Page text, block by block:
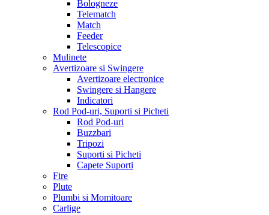
Bologneze
Telematch
Match
Feeder
Telescopice
Mulinete
Avertizoare si Swingere
Avertizoare electronice
Swingere si Hangere
Indicatori
Rod Pod-uri, Suporti si Picheti
Rod Pod-uri
Buzzbari
Tripozi
Suporti si Picheti
Capete Suporti
Fire
Plute
Plumbi si Momitoare
Carlige